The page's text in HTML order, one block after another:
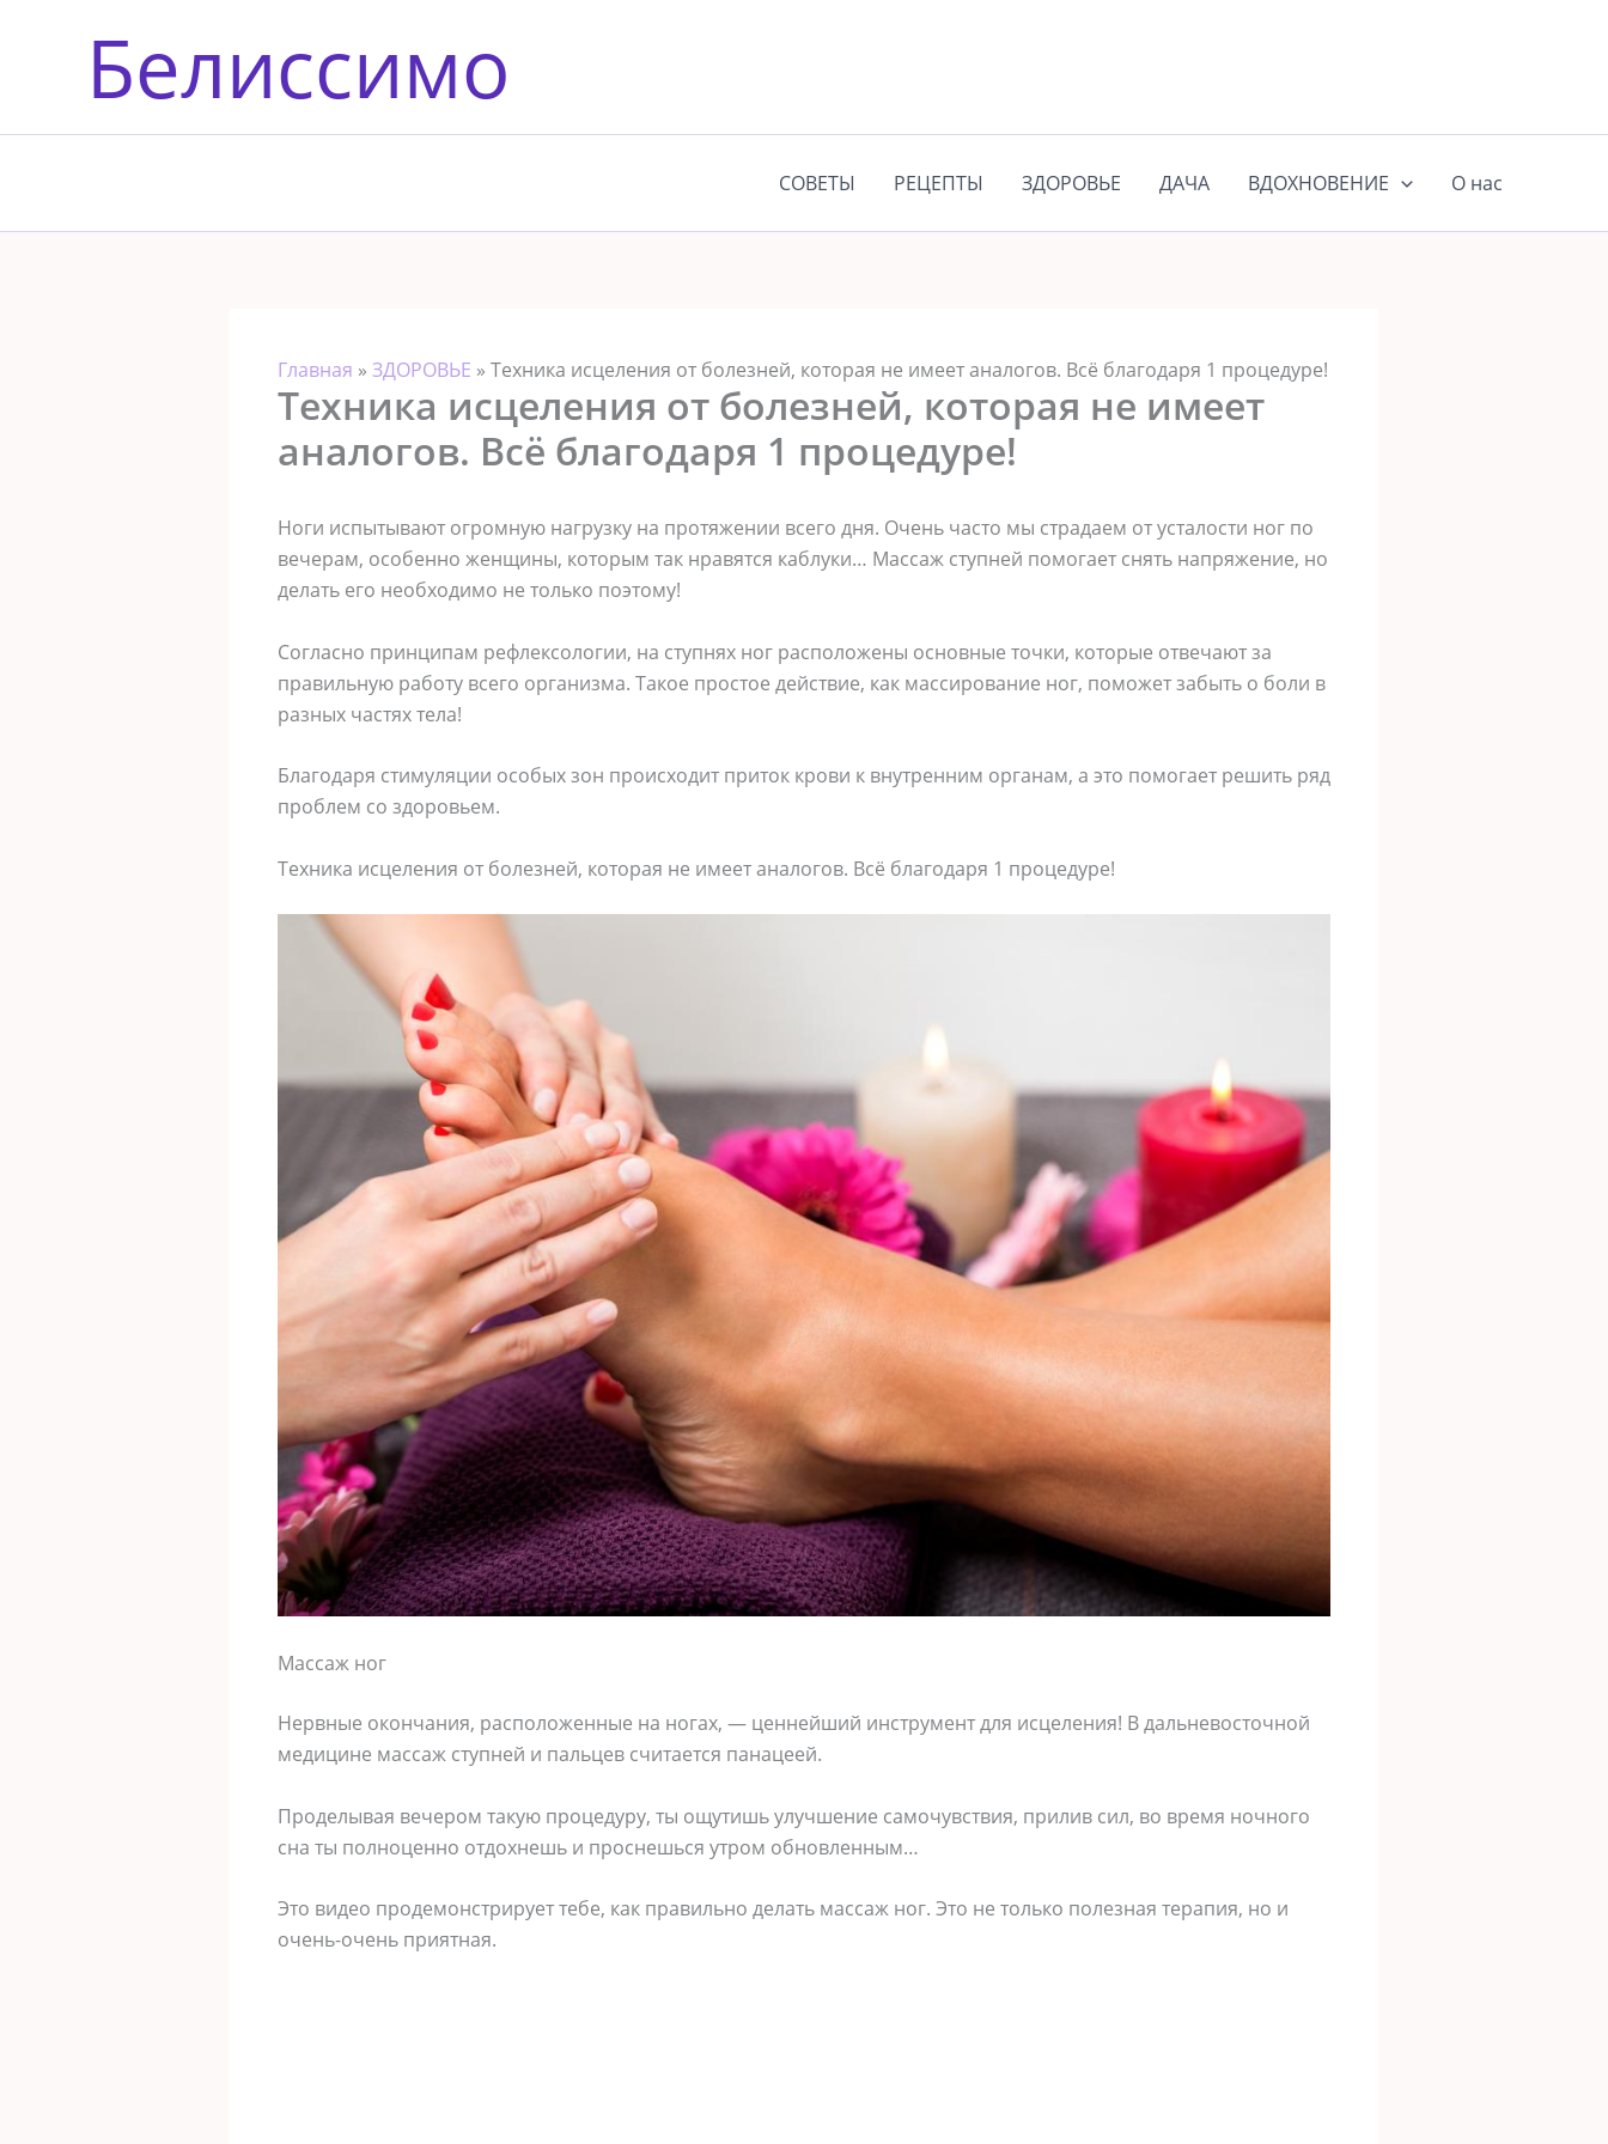
содержимомуБелиссимо
СОВЕТЫ РЕЦЕПТЫ ЗДОРОВЬЕ ДАЧА ВДОХНОВЕНИЕ О нас
Главная » ЗДОРОВЬЕ » Техника исцеления от болезней, которая не имеет аналогов. Всё благодаря 1 процедуре!
Техника исцеления от болезней, которая не имеет
аналогов. Всё благодаря 1 процедуре!
Ноги испытывают огромную нагрузку на протяжении всего дня. Очень часто мы страдаем от усталости ног по
вечерам, особенно женщины, которым так нравятся каблуки… Массаж ступней помогает снять напряжение, но
делать его необходимо не только поэтому!
Согласно принципам рефлексологии, на ступнях ног расположены основные точки, которые отвечают за
правильную работу всего организма. Такое простое действие, как массирование ног, поможет забыть о боли в
разных частях тела!
Благодаря стимуляции особых зон происходит приток крови к внутренним органам, а это помогает решить ряд
проблем со здоровьем.
Техника исцеления от болезней, которая не имеет аналогов. Всё благодаря 1 процедуре!
Массаж ног
Нервные окончания, расположенные на ногах, — ценнейший инструмент для исцеления! В дальневосточной
медицине массаж ступней и пальцев считается панацеей.
Проделывая вечером такую процедуру, ты ощутишь улучшение самочувствия, прилив сил, во время ночного
сна ты полноценно отдохнешь и проснешься утром обновленным…
Это видео продемонстрирует тебе, как правильно делать массаж ног. Это не только полезная терапия, но и
очень-очень приятная.